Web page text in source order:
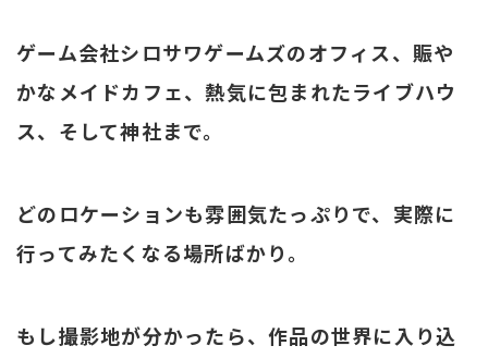
ゲーム会社シロサワゲームズのオフィス、賑や
かなメイドカフェ、熱気に包まれたライブハウ
ス、そして神社まで。
どのロケーションも雰囲気たっぷりで、実際に
行ってみたくなる場所ばかり。
もし撮影地が分かったら、作品の世界に入り込